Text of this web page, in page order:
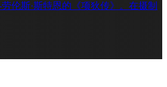
伦斯·斯特恩的《项狄传》。在摄制